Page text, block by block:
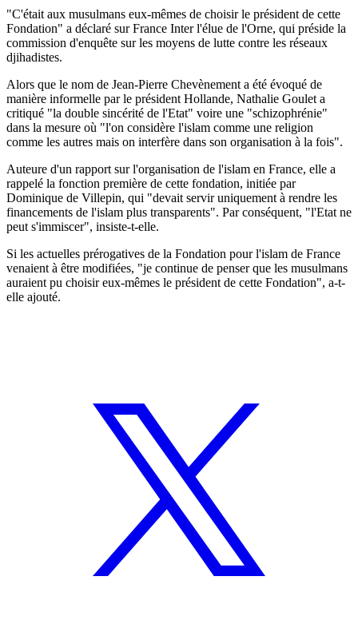
"C'était aux musulmans eux-mêmes de choisir le président de cette
Fondation" a déclaré sur France Inter l'élue de l'Orne, qui préside la
commission d'enquête sur les moyens de lutte contre les réseaux
djihadistes.
Alors que le nom de Jean-Pierre Chevènement a été évoqué de
manière informelle par le président Hollande, Nathalie Goulet a
critiqué "la double sincérité de l'Etat" voire une "schizophrénie"
dans la mesure où "l'on considère l'islam comme une religion
comme les autres mais on interfère dans son organisation à la fois".
Auteure d'un rapport sur l'organisation de l'islam en France, elle a
rappelé la fonction première de cette fondation, initiée par
Dominique de Villepin, qui "devait servir uniquement à rendre les
financements de l'islam plus transparents". Par conséquent, "l'Etat ne
peut s'immiscer", insiste-t-elle.
Si les actuelles prérogatives de la Fondation pour l'islam de France
venaient à être modifiées, "je continue de penser que les musulmans
auraient pu choisir eux-mêmes le président de cette Fondation", a-t-
elle ajouté.